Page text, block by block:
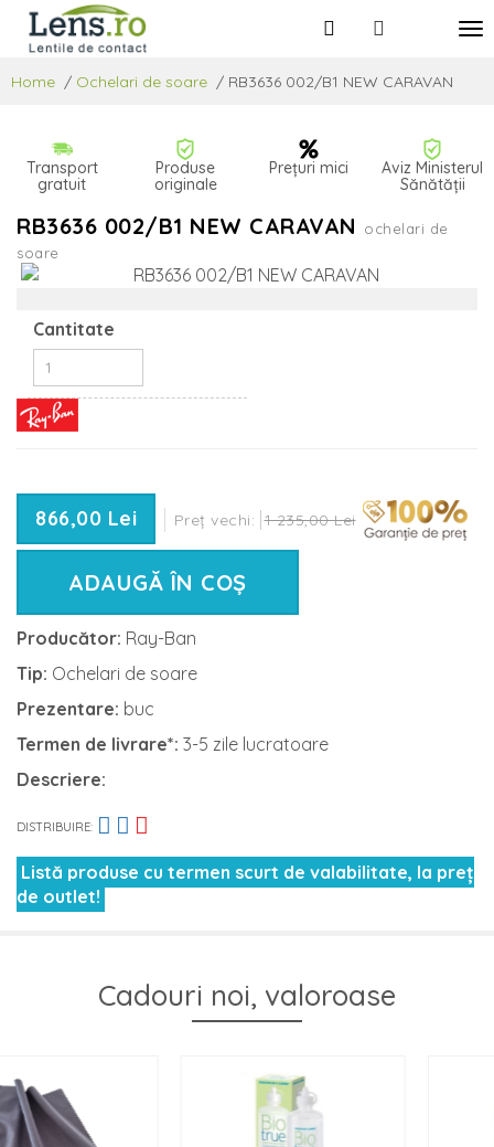
Home / Ochelari de soare / RB3636 002/B1 NEW CARAVAN
Transport
gratuit
Produse
originale
Prețuri mici
Aviz Ministerul
Sănătății
RB3636 002/B1 NEW CARAVAN
ochelari de
soare
Cantitate
866,00 Lei Preț vechi: 1 235,00 Lei
ADAUGĂ ÎN COȘ
Producător: Ray-Ban
Tip: Ochelari de soare
Prezentare: buc
Termen de livrare*: 3-5 zile lucratoare
Descriere:
DISTRIBUIRE:
Listă produse cu termen scurt de valabilitate, la preț
de outlet!
Cadouri noi, valoroase